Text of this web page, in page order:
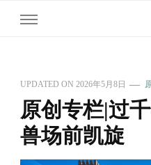
UPDATED ON 2026年5月8日
原创专栏|过
兽场前凯旋